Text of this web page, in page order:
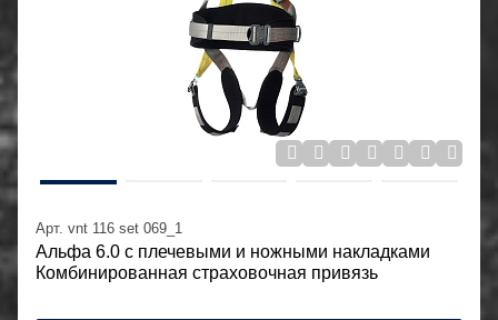
Арт. vnt 116 set 069_1
Альфа 6.0 с плечевыми и ножными накладками
Комбинированная страховочная привязь